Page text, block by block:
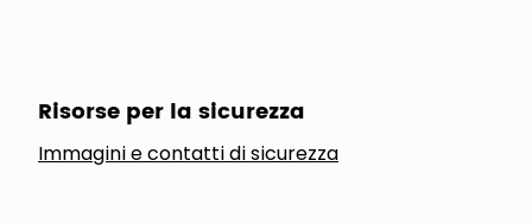
Risorse per la sicurezza
Immagini e contatti di sicurezza